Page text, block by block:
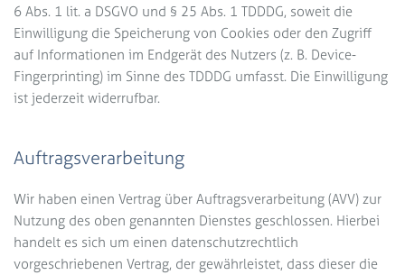
Wir verwenden Brevo als unsere Marketing-Plattform.
Indem du das Formular absendest, erklärst du dich
einverstanden, dass die von dir angegebenen persönlichen
Informationen an Brevo zur Bearbeitung übertragen werden
gemäß denDatenschutzerklärung von Brevo
6 Abs. 1 lit. a DSGVO und § 25 Abs. 1 TDDDG, soweit die
Einwilligung die Speicherung von Cookies oder den Zugriff
auf Informationen im Endgerät des Nutzers (z. B. Device-
Fingerprinting) im Sinne des TDDDG umfasst. Die Einwilligung
ist jederzeit widerrufbar.
Auftragsverarbeitung
Wir haben einen Vertrag über Auftragsverarbeitung (AVV) zur
Nutzung des oben genannten Dienstes geschlossen. Hierbei
handelt es sich um einen datenschutzrechtlich
vorgeschriebenen Vertrag, der gewährleistet, dass dieser die